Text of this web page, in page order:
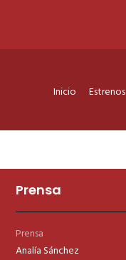
Inicio Estrenos
Prensa
Prensa
Analía Sánchez